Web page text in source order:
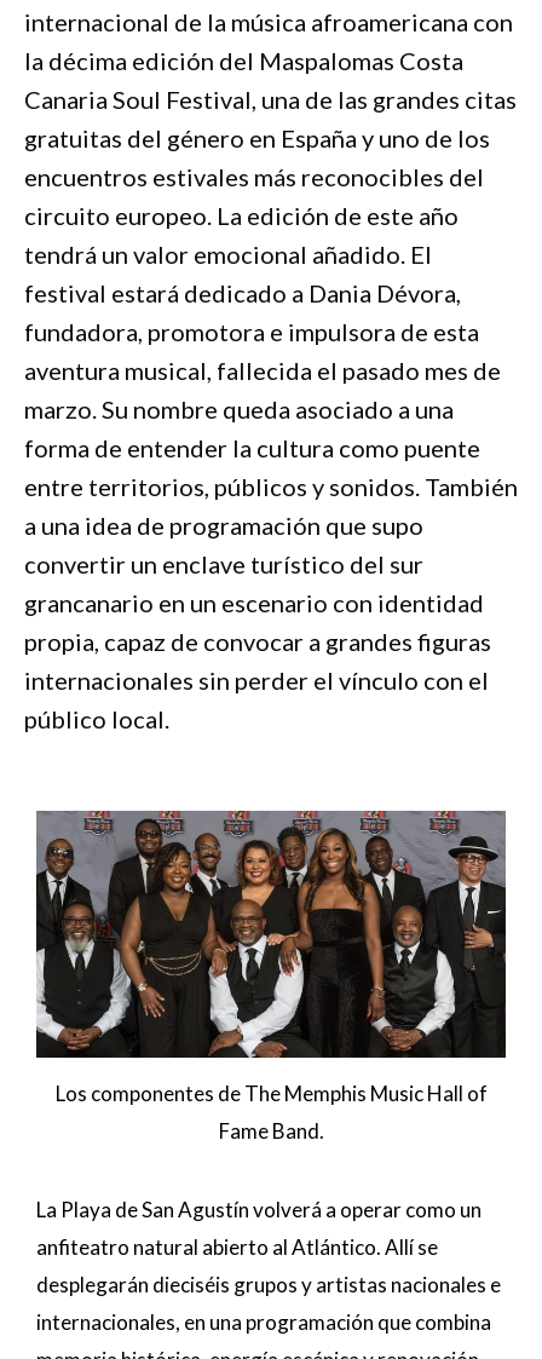
internacional de la música afroamericana con
la décima edición del Maspalomas Costa
Canaria Soul Festival, una de las grandes citas
gratuitas del género en España y uno de los
encuentros estivales más reconocibles del
circuito europeo. La edición de este año
tendrá un valor emocional añadido. El
festival estará dedicado a Dania Dévora,
fundadora, promotora e impulsora de esta
aventura musical, fallecida el pasado mes de
marzo. Su nombre queda asociado a una
forma de entender la cultura como puente
entre territorios, públicos y sonidos. También
a una idea de programación que supo
convertir un enclave turístico del sur
grancanario en un escenario con identidad
propia, capaz de convocar a grandes figuras
internacionales sin perder el vínculo con el
público local.
Los componentes de The Memphis Music Hall of
Fame Band.
La Playa de San Agustín volverá a operar como un
anfiteatro natural abierto al Atlántico. Allí se
desplegarán dieciséis grupos y artistas nacionales e
internacionales, en una programación que combina